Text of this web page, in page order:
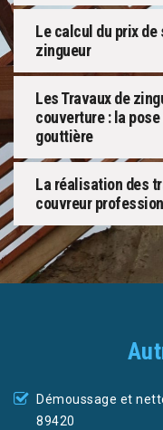
Le calcul du prix de
zingueur
Les Travaux de
couverture : la
gouttière
La réalisation des
couvreur
Démoussage et
89420